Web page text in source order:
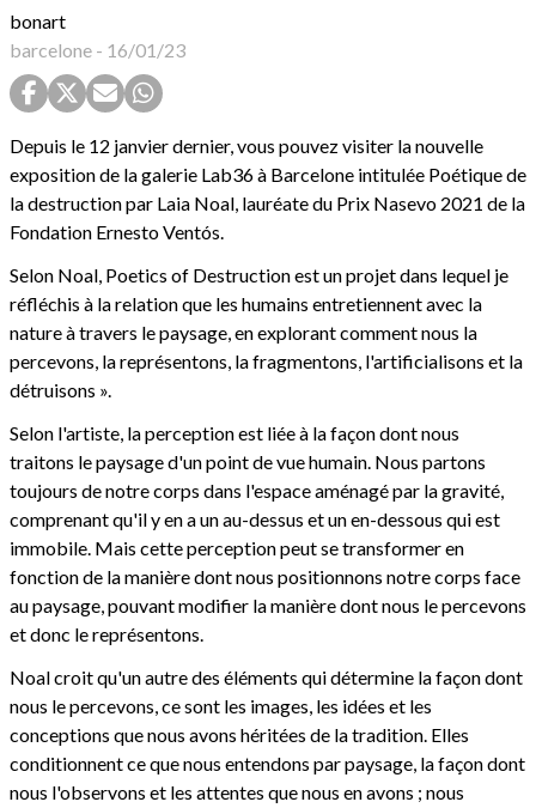
bonart
barcelone - 16/01/23
Depuis le 12 janvier dernier, vous pouvez visiter la nouvelle
exposition de la galerie Lab36 à Barcelone intitulée Poétique de
la destruction par Laia Noal, lauréate du Prix Nasevo 2021 de la
Fondation Ernesto Ventós.
Selon Noal, Poetics of Destruction est un projet dans lequel je
réfléchis à la relation que les humains entretiennent avec la
nature à travers le paysage, en explorant comment nous la
percevons, la représentons, la fragmentons, l'artificialisons et la
détruisons ».
Selon l'artiste, la perception est liée à la façon dont nous
traitons le paysage d'un point de vue humain. Nous partons
toujours de notre corps dans l'espace aménagé par la gravité,
comprenant qu'il y en a un au-dessus et un en-dessous qui est
immobile. Mais cette perception peut se transformer en
fonction de la manière dont nous positionnons notre corps face
au paysage, pouvant modifier la manière dont nous le percevons
et donc le représentons.
Noal croit qu'un autre des éléments qui détermine la façon dont
nous le percevons, ce sont les images, les idées et les
conceptions que nous avons héritées de la tradition. Elles
conditionnent ce que nous entendons par paysage, la façon dont
nous l'observons et les attentes que nous en avons ; nous